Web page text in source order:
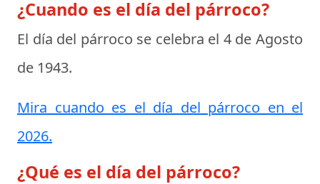
¿Cuando es el día del párroco?
El día del párroco se celebra el 4 de Agosto
de 1943.
Mira cuando es el día del párroco en el
2026.
¿Qué es el día del párroco?